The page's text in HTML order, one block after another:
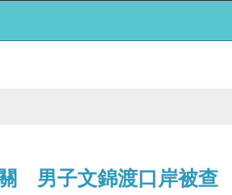
男子文錦渡口岸被查